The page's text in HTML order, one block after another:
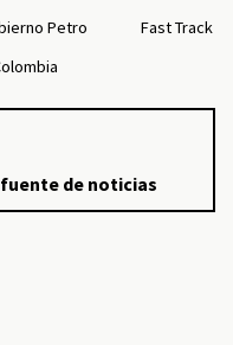
Petro
Fast Track
de noticias